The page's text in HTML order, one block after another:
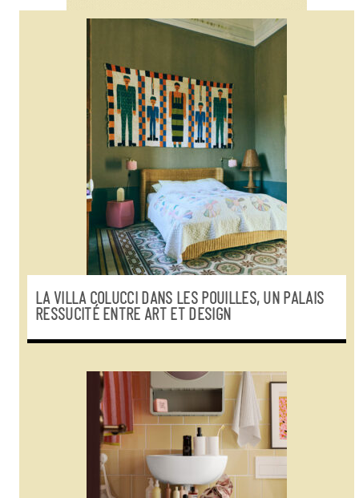
LA VILLA COLUCCI DANS LES POUILLES, UN PALAIS
RESSUCITÉ ENTRE ART ET DESIGN